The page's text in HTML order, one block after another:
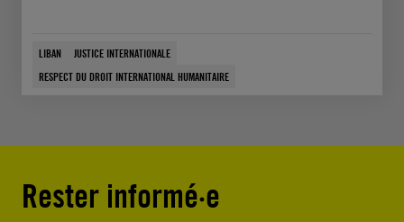
LIBAN
JUSTICE INTERNATIONALE
RESPECT DU DROIT INTERNATIONAL HUMANITAIRE
Rester informé·e